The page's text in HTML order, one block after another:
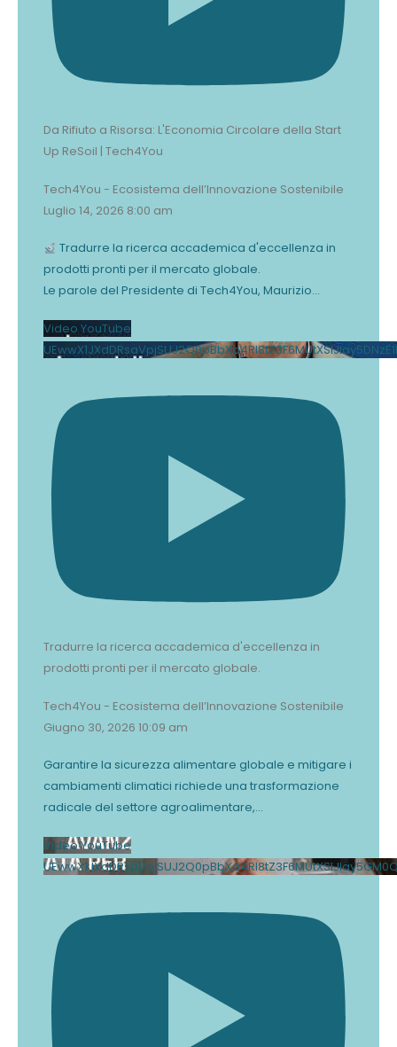
Da Rifiuto a Risorsa: L'Economia Circolare della Start
Up ReSoil | Tech4You
Tech4You - Ecosistema dell’Innovazione Sostenibile
Luglio 14, 2026 8:00 am
Tradurre la ricerca accademica d'eccellenza in
prodotti pronti per il mercato globale.
Le parole del Presidente di Tech4You, Maurizio...
Video YouTube
Tradurre la ricerca accademica d'eccellenza in
prodotti pronti per il mercato globale.
Tech4You - Ecosistema dell’Innovazione Sostenibile
Giugno 30, 2026 10:09 am
Garantire la sicurezza alimentare globale e mitigare i
cambiamenti climatici richiede una trasformazione
radicale del settore agroalimentare,...
Video YouTube